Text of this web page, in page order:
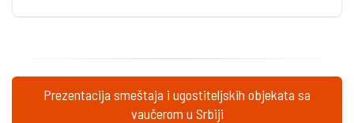
Prezentacija smeštaja i ugostiteljskih objekata sa
vaučerom u Srbiji